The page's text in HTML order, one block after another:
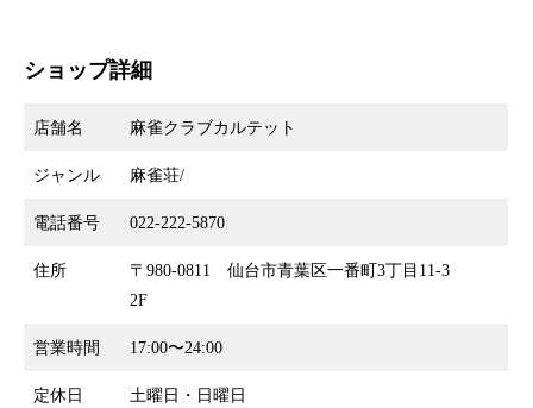
ショップ詳細
店舗名 麻雀クラブカルテット
ジャンル 麻雀荘/
電話番号 022-222-5870
住所
〒980-0811 仙台市青葉区一番町3丁目11-3
2F
営業時間 17:00〜24:00
定休日 土曜日・日曜日